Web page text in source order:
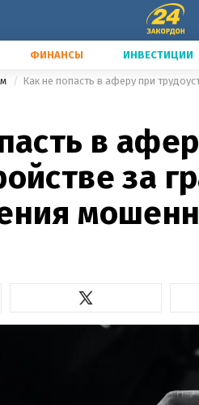
ФИНАНСЫ ИНВЕСТИЦИИ
Как не попасть в аферу при
в
за